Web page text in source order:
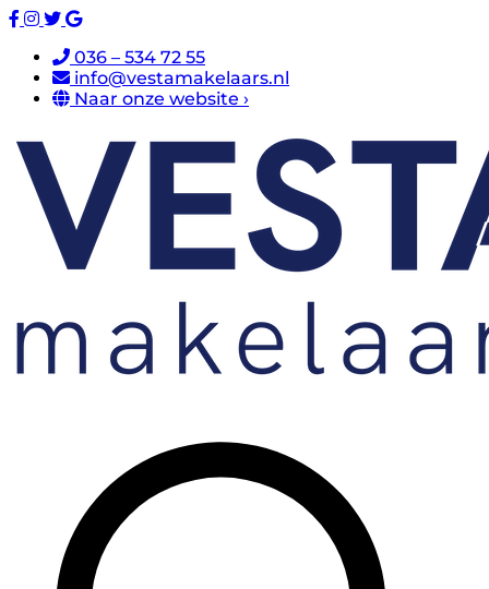
036 – 534 72 55
info@vestamakelaars.nl
Naar onze website ›